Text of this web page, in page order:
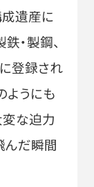
成遺産に
・製鋼、
登録され
ようにも
変な迫力
んだ瞬間